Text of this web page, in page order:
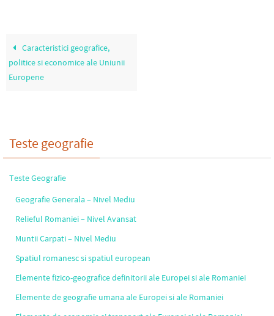
Caracteristici geografice,
politice si economice ale Uniunii
Europene
Teste geografie
Teste Geografie
Geografie Generala – Nivel Mediu
Relieful Romaniei – Nivel Avansat
Muntii Carpati – Nivel Mediu
Spatiul romanesc si spatiul european
Elemente fizico-geografice definitorii ale Europei si ale Romaniei
Elemente de geografie umana ale Europei si ale Romaniei